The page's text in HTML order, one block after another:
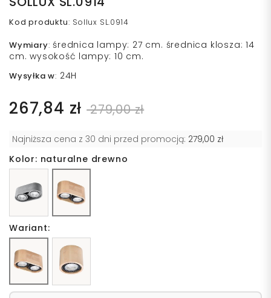
Kod produktu: Sollux SL.0914
Wymiary: średnica lampy: 27 cm. średnica klosza: 14
cm. wysokość lampy: 10 cm.
Wysyłka w: 24H
267,84 zł 279,00 zł
Najniższa cena z 30 dni przed promocją: 279,00 zł
Kolor: naturalne drewno
Wariant: